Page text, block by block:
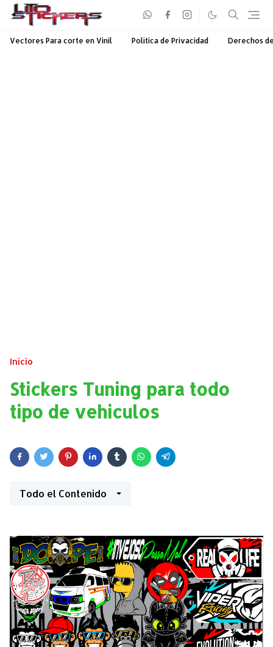
Vectores Para corte en Vinil Política de Privacidad Derechos
Inicio
Stickers Tuning para todo
tipo de vehiculos
Todo el Contenido